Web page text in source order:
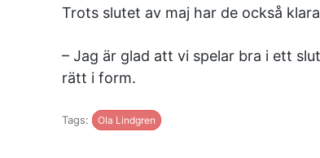
Trots slutet av maj har de också
– Jag är glad att vi spelar bra i ett
rätt i form.
Tags: Ola Lindgren